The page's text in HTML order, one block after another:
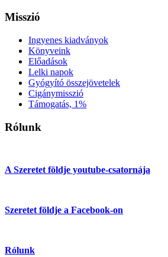
Misszió
Ingyenes kiadványok
Könyveink
Előadások
Lelki napok
Gyógyító összejövetelek
Cigánymisszió
Támogatás, 1%
Rólunk
A Szeretet földje youtube-csatornája
Szeretet földje a Facebook-on
Rólunk